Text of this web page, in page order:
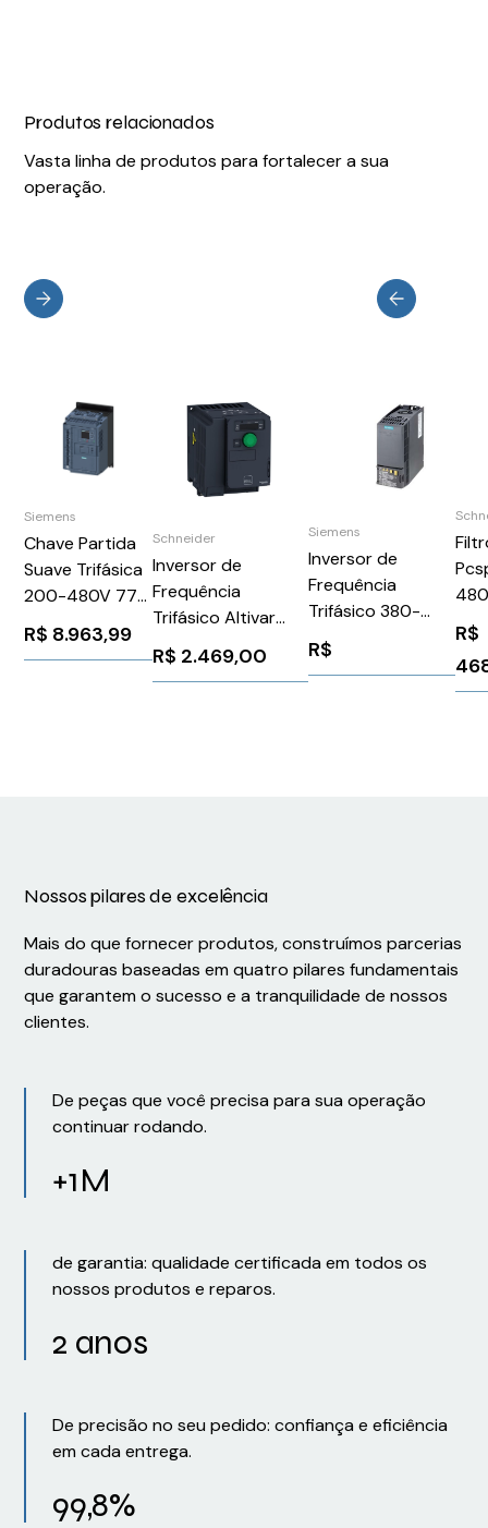
Produtos relacionados
Vasta linha de produtos para fortalecer a sua
operação.
Siemens
Chave Partida
Suave Trifásica
200-480V 77A
24V
3RW55261HA04
R$ 8.963,99
Schneider
Inversor de
Frequência
Trifásico Altivar
320
(VSD)Trifásico200-
R$ 2.469,00
Siemens
Inversor de
Frequência
Trifásico 380-
480v 4,1a 2,2kw
Sinamics G120c
R$
R$
Nossos pilares de excelência
Mais do que fornecer produtos, construímos parcerias
duradouras baseadas em quatro pilares fundamentais
que garantem o sucesso e a tranquilidade de nossos
clientes.
De peças que você precisa para sua operação
continuar rodando.
+1M
de garantia: qualidade certificada em todos os
nossos produtos e reparos.
2 anos
De precisão no seu pedido: confiança e eficiência
em cada entrega.
99,8%